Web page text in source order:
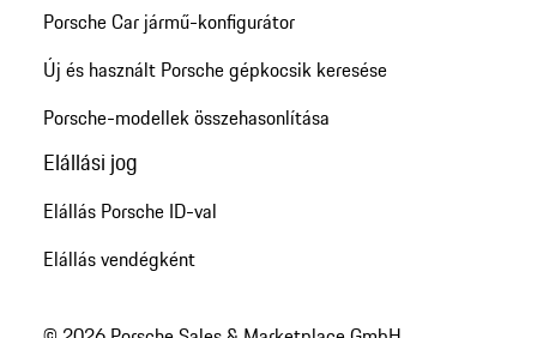
Porsche Car jármű-konfigurátor
Új és használt Porsche gépkocsik keresése
Porsche-modellek összehasonlítása
Elállási jog
Elállás Porsche ID-val
Elállás vendégként